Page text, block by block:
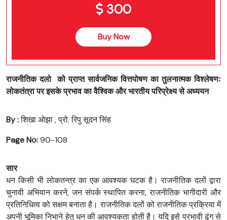
300
Buy Now
राजनीतिक दलो को प्राप्त सार्वजनिक वित्तपोषण का तुलनात्मक विश्लेषणः
लोकतंत्रा पर इसके प्रभाव का वैश्विक और भारतीय परिप्रेक्ष्य से अध्ययन
By :शिखा ओझा , प्रो. रिपु सूदन सिंह
Page No:90-108
सार
धन किसी भी लोकतन्त्र का एक आवश्यक घटक है। राजनीतिक दलों द्वारा
चुनावी अभियान करने, जन संपर्क स्थापित करना, राजनीतिक भागीदारी और
प्रतिनिधित्व को सक्षम बनाता है। राजनीतिक दलों को राजनीतिक प्रक्रिया में
अपनी भूमिका निभाने हेतु धन की आवश्यकता होती है। यदि इसे प्रभावी ढंग से